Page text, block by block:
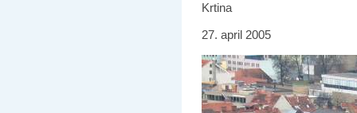
Krtina
27. april 2005